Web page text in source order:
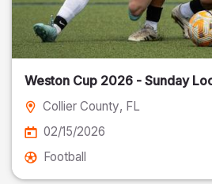
Collier County, FL
02/15/2026
Football